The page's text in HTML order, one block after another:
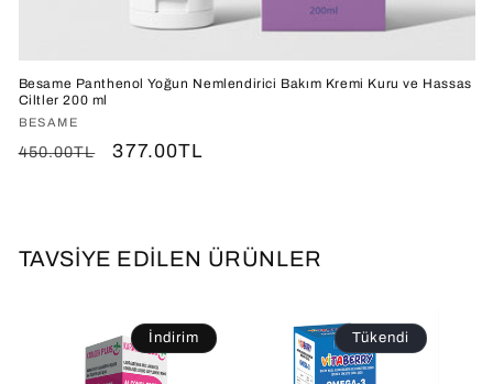
Besame Panthenol Yoğun Nemlendirici Bakım Kremi Kuru ve Hassas
Ciltler 200 ml
Satıcı:
BESAME
Normal
450.00TL
İndirimli
377.00TL
TAVSİYE EDİLEN ÜRÜNLER
İndirim Tükendi